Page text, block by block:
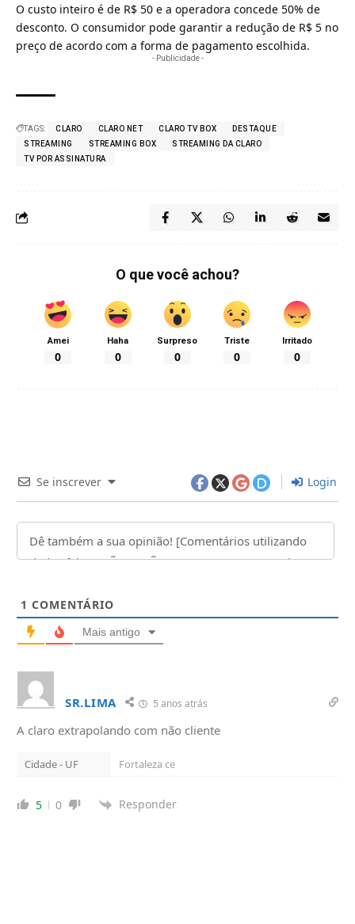
O custo inteiro é de R$ 50 e a operadora concede 50% de
desconto. O consumidor pode garantir a redução de R$ 5 no
preço de acordo com a forma de pagamento escolhida.
- Publicidade -
TAGS: CLARO CLARO NET CLARO TV BOX
DESTAQUE
STREAMING
STREAMING BOX
STREAMING DA CLARO
TV POR ASSINATURA
O que você achou?
Amei
0
Haha
0
Surpreso
0
Triste
0
Irritado
0
Se inscrever Login
1 COMENTÁRIO
Mais antigo
SR.LIMA 5 anos atrás
A claro extrapolando com não cliente
Cidade - UF Fortaleza ce
5 0 Responder